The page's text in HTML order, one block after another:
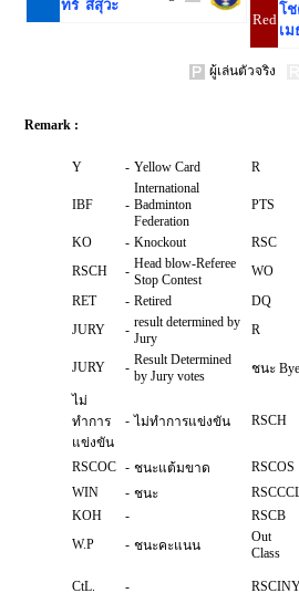
ทร์ สีสุวะ
Red
โ
เ
ผู้เล่นตัวจริง
Remark :
Y - Yellow Card R
IBF -
International
Badminton
Federation
PTS
KO - Knockout RSC
RSCH
- Head blow-Referee
Stop Contest
WO
RET
- Retired DQ
JURY
- result determined by
Jury
R
JURY - Result Determined
by Jury votes
ชนะ Bye
ไม่
ทำการ
แข่งขัน
- ไม่ทำการแข่งขัน RSCH
RSCOC - ชนะแต้มขาด RSCOS
WIN
- ชนะ
KOH
- RSCB
W.P
- ชนะคะแนน
Out
Class
CtL. -